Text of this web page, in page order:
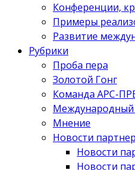
Конференции,
Примеры
Развитие
Рубрики
Проба пера
Золотой Гонг
Команда АРС-
Международный
Мнение
Новости
Новости
Новости